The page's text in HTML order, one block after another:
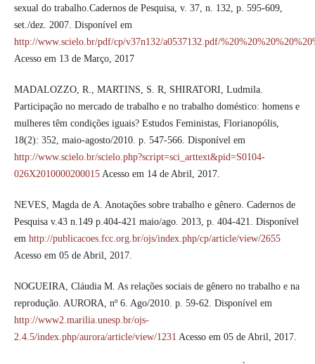
sexual do trabalho.Cadernos de Pesquisa, v. 37, n. 132, p. 595-609,
set./dez. 2007. Disponível em
http://www.scielo.br/pdf/cp/v37n132/a0537132.pdf/
Acesso em 13 de Março, 2017
MADALOZZO, R., MARTINS, S. R, SHIRATORI, Ludmila.
Participação no mercado de trabalho e no trabalho doméstico: homens e
mulheres têm condições iguais? Estudos Feministas, Florianopólis,
18(2): 352, maio-agosto/2010. p. 547-566. Disponível em
http://www.scielo.br/scielo.php?script=sci_arttext&pid=S0104-
026X2010000200015Acesso em 14 de Abril, 2017.
NEVES, Magda de A. Anotações sobre trabalho e gênero. Cadernos de
Pesquisa v.43 n.149 p.404-421 maio/ago. 2013, p. 404-421. Disponível
em http://publicacoes.fcc.org.br/ojs/index.php/cp/article/view/2655
Acesso em 05 de Abril, 2017.
NOGUEIRA, Cláudia M. As relações sociais de gênero no trabalho e na
reprodução. AURORA, nº 6. Ago/2010. p. 59-62. Disponível em
http://www2.marilia.unesp.br/ojs-
2.4.5/index.php/aurora/article/view/1231 Acesso em 05 de Abril, 2017.